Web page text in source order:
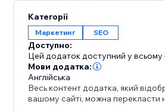
or claims. If a detail is not found
left empty instead of guessed.
Use it to automatically clean,
business data inside your website
discovery without changing your
Категорії
Маркетинг SEO
Доступно:
Цей додаток доступний у всьому
Мови додатка:
Англійська
Весь контент додатка, який
вашому сайті, можна перекласти